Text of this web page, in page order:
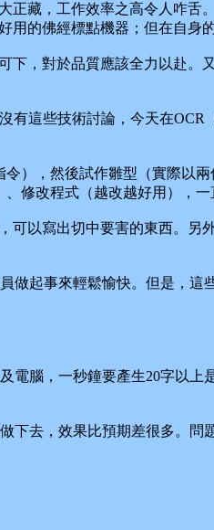
藏，工作效率之高令人咋舌
的佛經標點機器；但在自身
，對於品質應該全力以赴。
這些技術討論，今天在OCR
，然後試作雛型（實際以兩
修改程式（越改越好用），一
以寫出切中要害的東西。另
起事來輕鬆愉快。但是，這
腦，一秒鐘要產生20字以上
去，效果比預期差很多。問